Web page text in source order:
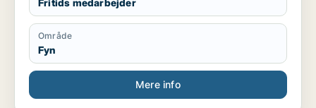
Fritids medarbejder
Område
Fyn
Mere info